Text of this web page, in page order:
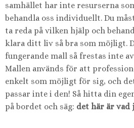
samhället har inte resurserna
behandla oss individuellt. Du
ta reda på vilken hjälp och
klara ditt liv så bra som möjligt.
fungerande mall så frestas inte
Mallen används för att
enkelt som möjligt för sig, och
passar inte i den! Så hitta din
på bordet och säg: det här är vad